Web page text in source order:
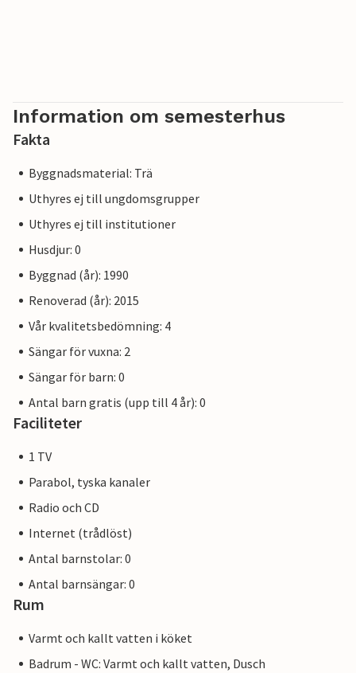
Information om semesterhus
Fakta
Byggnadsmaterial: Trä
Uthyres ej till ungdomsgrupper
Uthyres ej till institutioner
Husdjur: 0
Byggnad (år): 1990
Renoverad (år): 2015
Vår kvalitetsbedömning: 4
Sängar för vuxna: 2
Sängar för barn: 0
Antal barn gratis (upp till 4 år): 0
Faciliteter
1 TV
Parabol, tyska kanaler
Radio och CD
Internet (trådlöst)
Antal barnstolar: 0
Antal barnsängar: 0
Rum
Varmt och kallt vatten i köket
Badrum - WC: Varmt och kallt vatten, Dusch